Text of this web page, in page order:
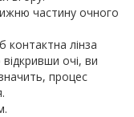
частину очного
контактна лінза
очі, ви
процес